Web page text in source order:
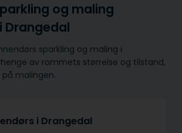
og maling
Drangedal
sparkling og maling i
av rommets størrelse og tilstand,
malingen.
i Drangedal